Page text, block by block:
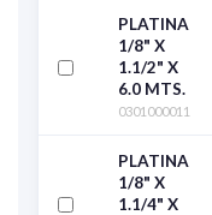
PLATINA
1/8" X
1.1/2" X
6.0 MTS.
0301000011
PLATINA
1/8" X
1.1/4" X